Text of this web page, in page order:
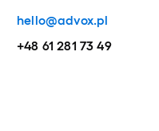
hello@advox.pl
+48 61 281 73 49